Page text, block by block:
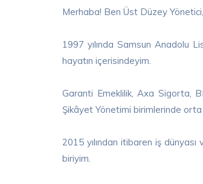
Merhaba! Ben Üst Düzey
1997 yılında Samsun Anadolu
hayatın içerisindeyim.
Garanti Emeklilik, Axa Sigorta,
Şikâyet Yönetimi birimlerinde
2015 yılından itibaren iş
biriyim.